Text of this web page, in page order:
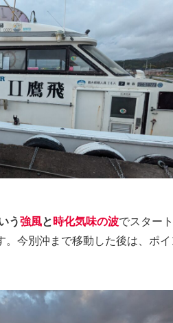
う強風と 時化気味の波でスター
。今別沖まで移動した後は、ポ